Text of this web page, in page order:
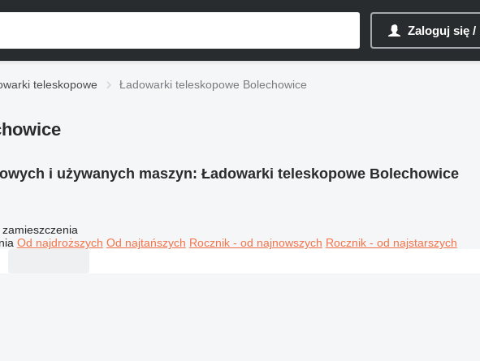
Zaloguj się /
teleskopowe Ładowarki teleskopowe Bolechowice
i używanych maszyn: Ładowarki teleskopowe Bolechowice
zamieszczenia
Od najdroższych Od najtańszych Rocznik - od najnowszych Rocznik - od najstarszych